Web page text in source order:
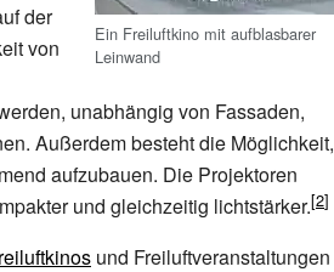
Ein Freiluftkino mit aufblasbarer
Leinwand
der
von
unabhängig von Fassaden,
Außerdem besteht die Möglichkeit,
aufzubauen. Die Projektoren
und gleichzeitig lichtstärker.
und Freiluftveranstaltungen